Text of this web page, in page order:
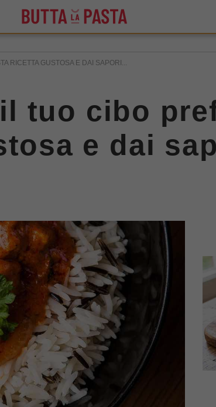
RICETTA GUSTOSA E DAI SAPORI...
tuo cibo
e dai